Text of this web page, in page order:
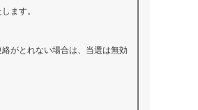
ます。
がとれない場合は、当選は無効